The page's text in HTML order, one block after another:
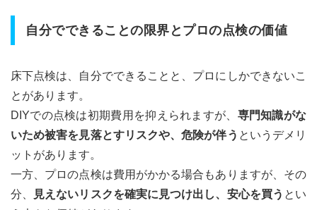
自分でできることの限界とプロの点検の価値
床下点検は、自分でできることと、プロにしかできないこ
とがあります。
DIYでの点検は初期費用を抑えられますが、 専門知識がな
いため被害を見落とすリスクや、危険が伴う というデメリ
ットがあります。
一方、プロの点検は費用がかかる場合もありますが、その
分、
見えないリスクを確実に見つけ出し、安心を買う とい